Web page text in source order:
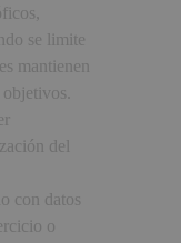
se limite
mantienen
del
con datos
o